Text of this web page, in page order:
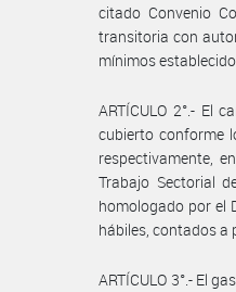
citado Convenio
transitoria con
mínimos
ARTÍCULO 2°.- El
cubierto conforme
respectivamente,
Trabajo Sectorial
homologado por el
hábiles, contados a
ARTÍCULO 3°.- El